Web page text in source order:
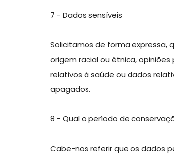
7 - Dados sensíveis
Solicitamos de forma expressa,
origem racial ou étnica,
relativos à saúde ou dados
apagados.
8 - Qual o período de
Cabe-nos referir que os dados